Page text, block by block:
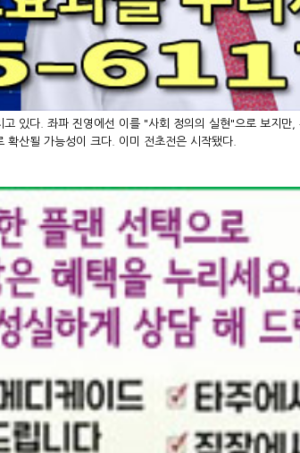
있다. 좌파 진영에선 이를 "사회 정의의 실현"으로 보지만
산될 가능성이 크다. 이미 전초전은 시작됐다.